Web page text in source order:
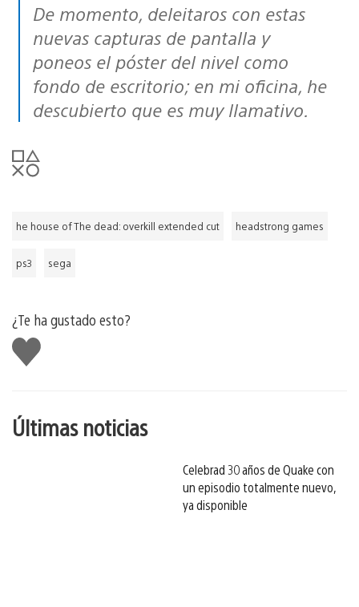
De momento, deleitaros con estas
nuevas capturas de pantalla y
poneos el póster del nivel como
fondo de escritorio; en mi oficina, he
descubierto que es muy llamativo.
he house of The dead: overkill extended cut headstrong games
ps3 sega
¿Te ha gustado esto?
Me
gusta
Últimas noticias
Celebrad 30 años de Quake con
un episodio totalmente nuevo,
ya disponible